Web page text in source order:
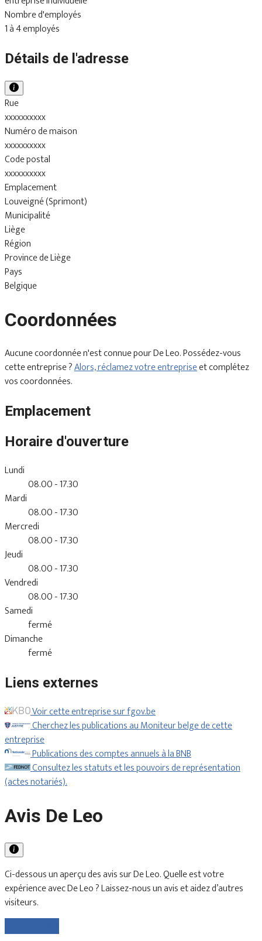
Nombre d'employés
1 à 4 employés
Détails de l'adresse
Rue
xxxxxxxxxx
Numéro de maison
xxxxxxxxxx
Code postal
xxxxxxxxxx
Emplacement
Louveigné (Sprimont)
Municipalité
Liège
Région
Province de Liège
Pays
Belgique
Coordonnées
Aucune coordonnée n'est connue pour De Leo. Possédez-vous
cette entreprise ?Alors, réclamez votre entrepriseet complétez
vos coordonnées.
Emplacement
Horaire d'ouverture
Lundi
08.00 - 17.30
Mardi
08.00 - 17.30
Mercredi
08.00 - 17.30
Jeudi
08.00 - 17.30
Vendredi
08.00 - 17.30
Samedi
fermé
Dimanche
fermé
Liens externes
Voir cette entreprise sur fgov.be
Cherchez les publications au Moniteur belge de cette
entreprise
Publications des comptes annuels à la BNB
Consultez les statuts et les pouvoirs de représentation
(actes notariés).
Avis De Leo
Ci-dessous un aperçu des avis sur De Leo. Quelle est votre
expérience avec De Leo ? Laissez-nous un avis et aidez d’autres
visiteurs.